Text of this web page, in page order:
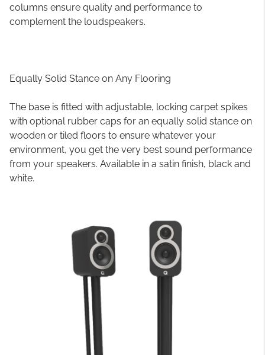
columns ensure quality and performance to
complement the loudspeakers.
Equally Solid Stance on Any Flooring
The base is fitted with adjustable, locking carpet spikes
with optional rubber caps for an equally solid stance on
wooden or tiled floors to ensure whatever your
environment, you get the very best sound performance
from your speakers. Available in a satin finish, black and
white.